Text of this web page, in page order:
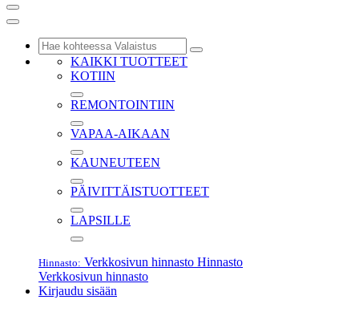
KAIKKI TUOTTEET
KOTIIN
REMONTOINTIIN
VAPAA-AIKAAN
KAUNEUTEEN
PÄIVITTÄISTUOTTEET
LAPSILLE
Hinnasto: Verkkosivun hinnasto Hinnasto
Verkkosivun hinnasto
Kirjaudu sisään